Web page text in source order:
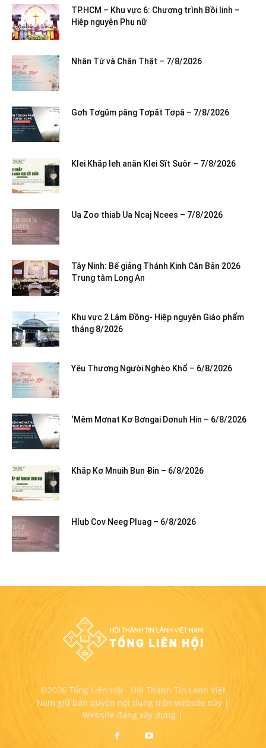
TP.HCM – Khu vực 6: Chương trình Bồi linh –
Hiệp nguyện Phụ nữ
Nhân Từ và Chân Thật – 7/8/2026
Gơh Tơgŭm păng Tơpăt Tơpă – 7/8/2026
Klei Khăp leh anăn Klei Sĭt Suôr – 7/8/2026
Ua Zoo thiab Ua Ncaj Ncees – 7/8/2026
Tây Ninh: Bế giảng Thánh Kinh Căn Bản 2026
Trung tâm Long An
Khu vực 2 Lâm Đồng- Hiệp nguyện Giáo phẩm
tháng 8/2026
Yêu Thương Người Nghèo Khổ – 6/8/2026
‘Mêm Mơnat Kơ Bơngai Dơnuh Hin – 6/8/2026
Khăp Kơ Mnuih Bun Ƀin – 6/8/2026
Hlub Cov Neeg Pluag – 6/8/2026
©2026 Tổng Liên Hội - Hội Thánh Tin Lành Việt
Nam giữ bản quyền nội dung trên website này |
Website đang xây dựng |